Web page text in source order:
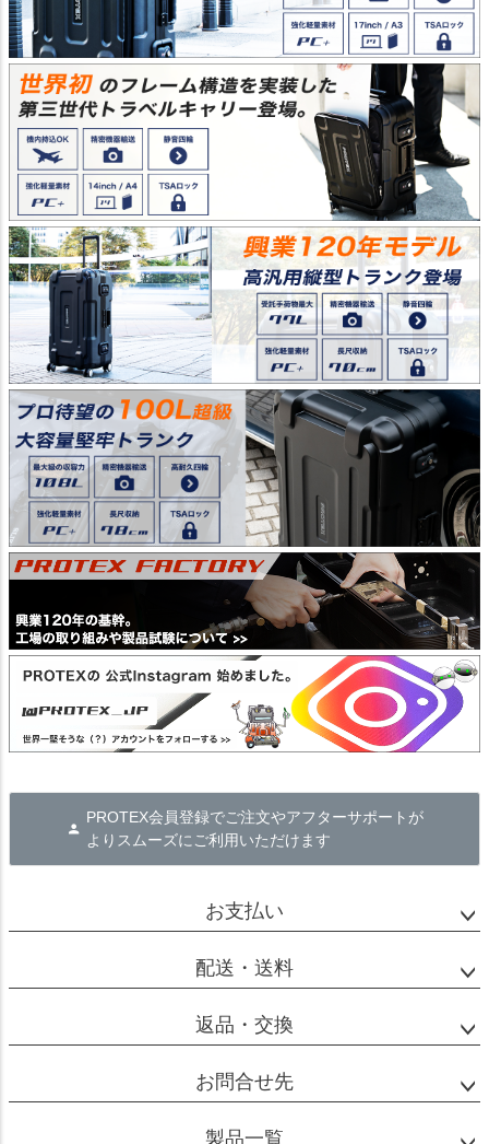
PROTEX会員登録でご注文やアフターサポートが
よりスムーズにご利用いただけます
お支払い
配送・送料
返品・交換
お問合せ先
製品一覧